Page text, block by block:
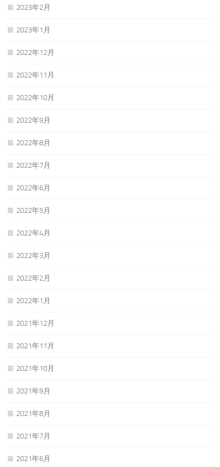
2023年2月
2023年1月
2022年12月
2022年11月
2022年10月
2022年9月
2022年8月
2022年7月
2022年6月
2022年5月
2022年4月
2022年3月
2022年2月
2022年1月
2021年12月
2021年11月
2021年10月
2021年9月
2021年8月
2021年7月
2021年6月